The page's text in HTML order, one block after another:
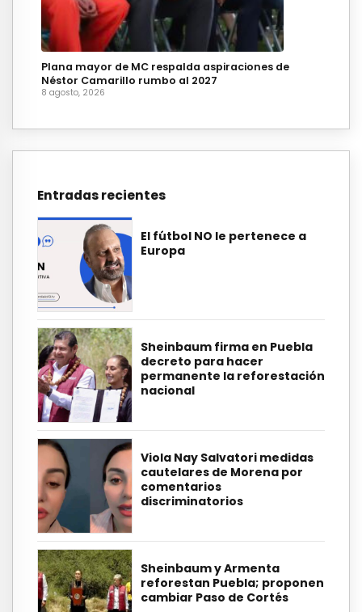
Plana mayor de MC respalda aspiraciones de
Néstor Camarillo rumbo al 2027
8 agosto, 2026
Entradas recientes
El fútbol NO le pertenece a
Europa
Sheinbaum firma en Puebla
decreto para hacer
permanente la reforestación
nacional
Viola Nay Salvatori medidas
cautelares de Morena por
comentarios
discriminatorios
Sheinbaum y Armenta
reforestan Puebla; proponen
cambiar Paso de Cortés